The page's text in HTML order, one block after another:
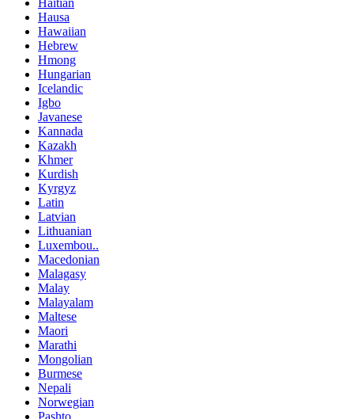
Hausa
Hawaiian
Hebrew
Hmong
Hungarian
Icelandic
Igbo
Javanese
Kannada
Kazakh
Khmer
Kurdish
Kyrgyz
Latin
Latvian
Lithuanian
Luxembou..
Macedonian
Malagasy
Malay
Malayalam
Maltese
Maori
Marathi
Mongolian
Burmese
Nepali
Norwegian
Pashto